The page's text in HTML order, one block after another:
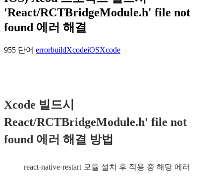
'React/RCTBridgeModule.h' file not
found 에러 해결
955 단어 errorbuildXcodeiOSXcode
Xcode 빌드시
React/RCTBridgeModule.h' file not
found 에러 해결 방법
react-native-restart 모듈 설치 후 적용 중 해당 에러